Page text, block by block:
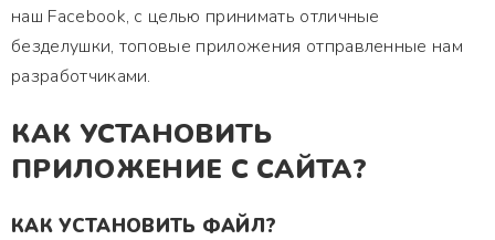
наш Facebook, с целью принимать отличные
безделушки, топовые приложения отправленные нам
разработчиками.
КАК УСТАНОВИТЬ
ПРИЛОЖЕНИЕ С САЙТА?
КАК УСТАНОВИТЬ ФАЙЛ?